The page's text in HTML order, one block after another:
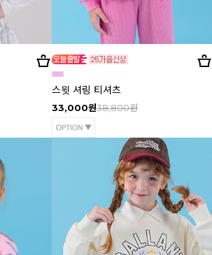
스윗 셔링 티셔츠
33,000원38,800원